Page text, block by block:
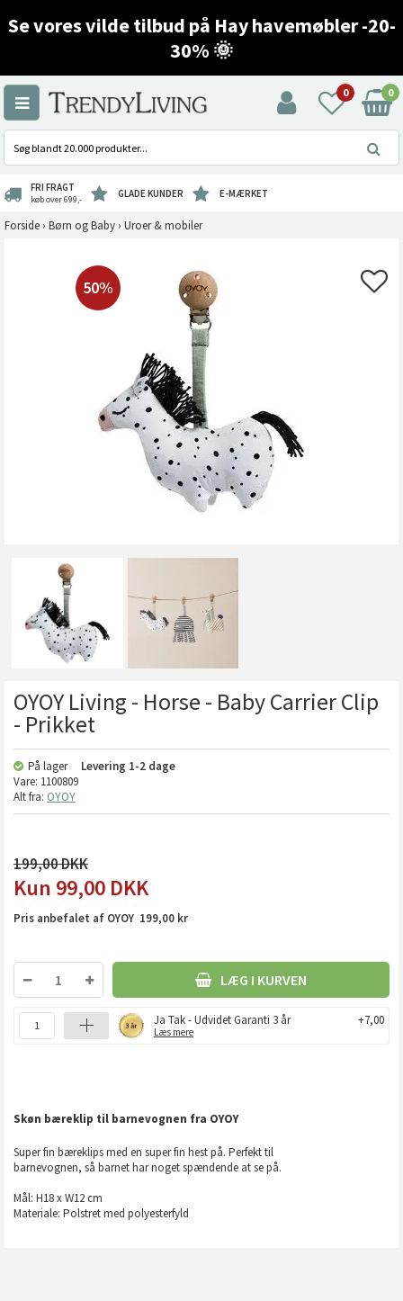
Se vores vilde tilbud på Hay havemøbler -20-
30% 🌞
0 0
FRI FRAGT
køb over 699,- GLADE KUNDER E-MÆRKET
Forside › Børn og Baby › Uroer & mobiler
50%
OYOY Living - Horse - Baby Carrier Clip
- Prikket
På lager Levering 1-2 dage
Vare: 1100809
Alt fra: OYOY
199,00
99,00 DKK
Pris anbefalet af OYOY 199,00 kr
LÆG I KURVEN
Ja Tak - Udvidet Garanti 3 år
Læs mere
+7,00
Skøn bæreklip til barnevognen fra OYOY
Super fin bæreklips med en super fin hest på. Perfekt til
barnevognen, så barnet har noget spændende at se på.
Mål: H18 x W12 cm
Materiale: Polstret med polyesterfyld